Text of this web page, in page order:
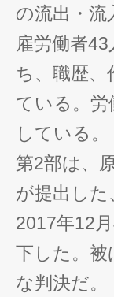
の流出・流
雇労働者
ち、職歴、
ている。労
している。
第2部は、
が提出し
2017年12
下した。被
な判決だ。